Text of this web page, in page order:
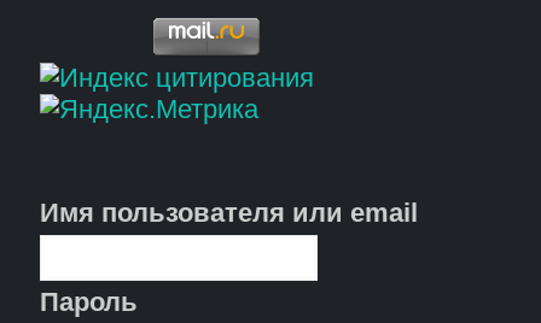
Имя пользователя или email
Пароль